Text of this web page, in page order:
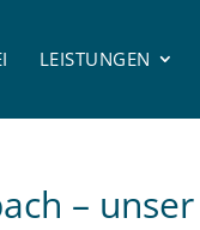
LEISTUNGEN
–